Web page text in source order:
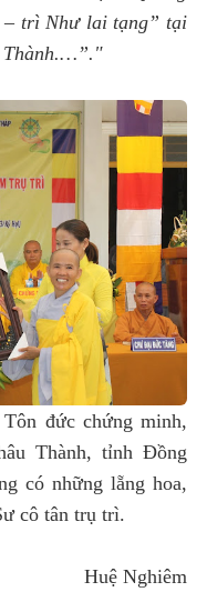
– trì Như lai tạng” tại
Thành.…”."
đức chứng minh,
Thành, tỉnh Đồng
có những lẵng hoa,
cô tân trụ trì.
Huệ Nghiêm